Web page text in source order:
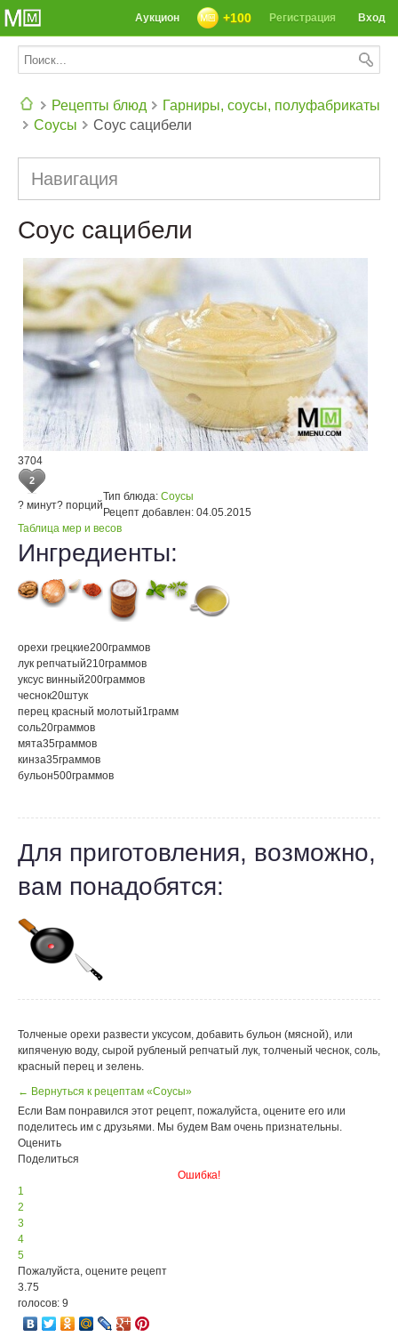
Вход
Регистрация
+100
Аукцион
Рецепты блюд
Гарниры, соусы, полуфабрикаты
Соусы
Соус сацибели
Навигация
Соус сацибели
3704
2
? минут? порций
Тип блюда: Соусы
Рецепт добавлен: 04.05.2015
Таблица мер и весов
Ингредиенты:
орехи грецкие200граммов
лук репчатый210граммов
уксус винный200граммов
чеснок20штук
перец красный молотый1грамм
соль20граммов
мята35граммов
кинза35граммов
бульон500граммов
Для приготовления, возможно,
вам понадобятся:
Толченые орехи развести уксусом, добавить бульон (мясной), или
кипяченую воду, сырой рубленый репчатый лук, толченый чеснок, соль,
красный перец и зелень.
← Вернуться к рецептам «Соусы»
Если Вам понравился этот рецепт, пожалуйста, оцените его или
поделитесь им с друзьями. Мы будем Вам очень признательны.
Оценить
Поделиться
Ошибка!
1
2
3
4
5
Пожалуйста, оцените рецепт
3.75
голосов: 9